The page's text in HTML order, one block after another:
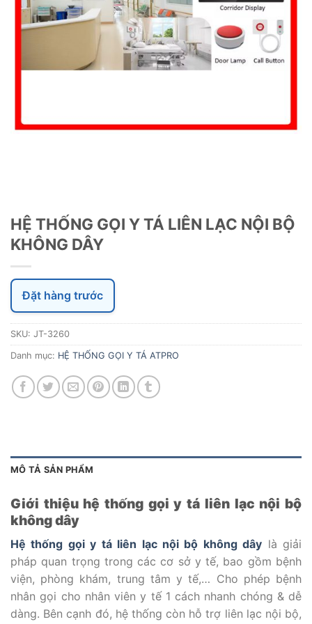
HỆ THỐNG GỌI Y TÁ LIÊN LẠC NỘI BỘ
KHÔNG DÂY
Đặt hàng trước
SKU: JT-3260
Danh mục: HỆ THỐNG GỌI Y TÁ ATPRO
MÔ TẢ SẢN PHẨM
Giới thiệu hệ thống gọi y tá liên lạc nội bộ
không dây
Hệ thống gọi y tá liên lạc nội bộ không dây là giải
pháp quan trọng trong các cơ sở y tế, bao gồm bệnh
viện, phòng khám, trung tâm y tế,… Cho phép bệnh
nhân gọi cho nhân viên y tế 1 cách nhanh chóng & dễ
dàng. Bên cạnh đó, hệ thống còn hỗ trợ liên lạc nội bộ,